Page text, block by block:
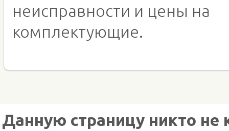
неисправности и цены на
комплектующие.
Данную страницу никто